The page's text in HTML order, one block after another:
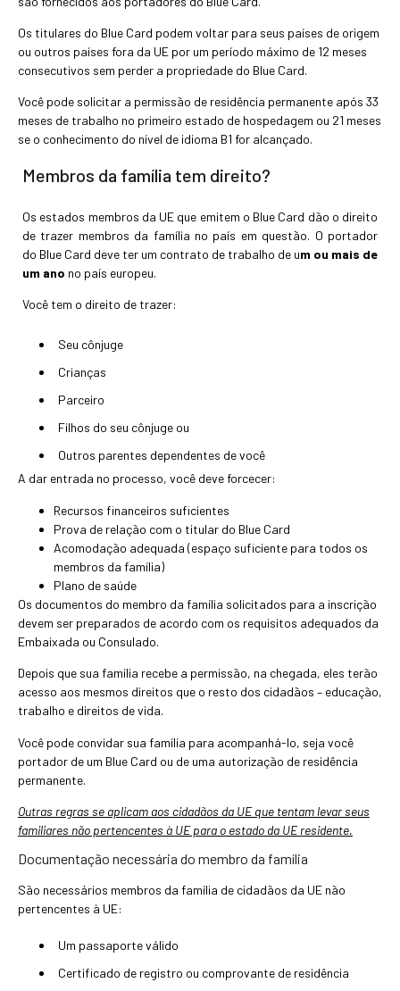
Os titulares do Blue Card podem voltar para seus países de origem
ou outros países fora da UE por um período máximo de 12 meses
consecutivos sem perder a propriedade do Blue Card.
Você pode solicitar a permissão de residência permanente após 33
meses de trabalho no primeiro estado de hospedagem ou 21 meses
se o conhecimento do nível de idioma B1 for alcançado.
Membros da família tem direito?
Os estados membros da UE que emitem o Blue Card dão o direito
de trazer membros da família no país em questão. O portador
do Blue Card deve ter um contrato de trabalho de um ou mais de
um ano no país europeu.
Você tem o direito de trazer:
Seu cônjuge
Crianças
Parceiro
Filhos do seu cônjuge ou
Outros parentes dependentes de você
A dar entrada no processo, você deve forcecer:
Recursos financeiros suficientes
Prova de relação com o titular do Blue Card
Acomodação adequada (espaço suficiente para todos os
membros da família)
Plano de saúde
Os documentos do membro da família solicitados para a inscrição
devem ser preparados de acordo com os requisitos adequados da
Embaixada ou Consulado.
Depois que sua família recebe a permissão, na chegada, eles terão
acesso aos mesmos direitos que o resto dos cidadãos – educação,
trabalho e direitos de vida.
Você pode convidar sua família para acompanhá-lo, seja você
portador de um Blue Card ou de uma autorização de residência
permanente.
Outras regras se aplicam aos cidadãos da UE que tentam levar seus
familiares não pertencentes à UE para o estado da UE residente.
Documentação necessária do membro da família
São necessários membros da família de cidadãos da UE não
pertencentes à UE:
Um passaporte válido
Certificado de registro ou comprovante de residência